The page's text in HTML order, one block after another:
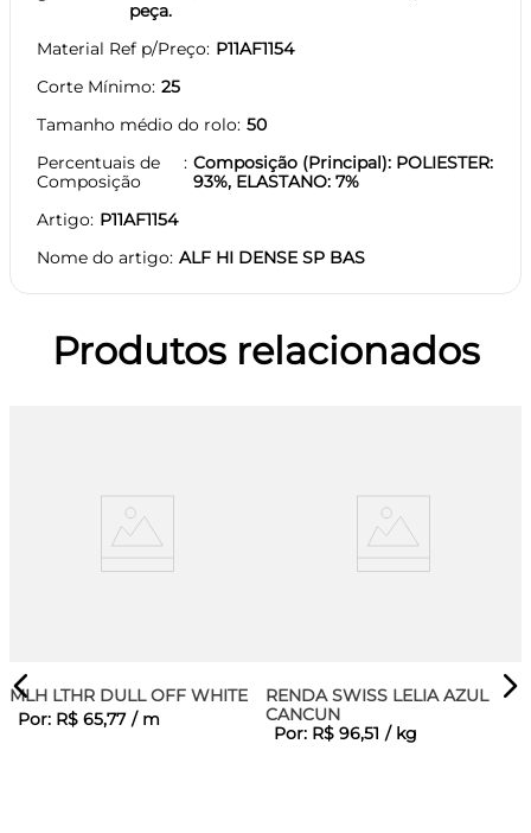
peça.
Material Ref p/Preço P11AF1154
Corte Mínimo 25
Tamanho médio do rolo 50
Percentuais de
Composição
Composição (Principal): POLIESTER:
93%, ELASTANO: 7%
Artigo P11AF1154
Nome do artigo ALF HI DENSE SP BAS
Produtos relacionados
MLH LTHR DULL OFF WHITE
Por: R$ 65,77 / m
RENDA SWISS LELIA AZUL
CANCUN
Por: R$ 96,51 / kg